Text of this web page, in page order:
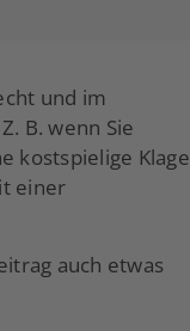
und im
B. wenn Sie
kostspielige Klage
einer
auch etwas